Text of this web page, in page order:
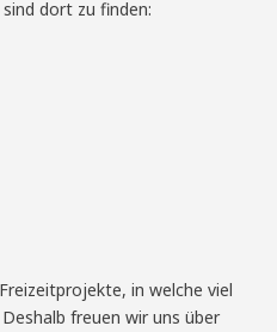
sind dort zu finden:
in welche viel
freuen wir uns über